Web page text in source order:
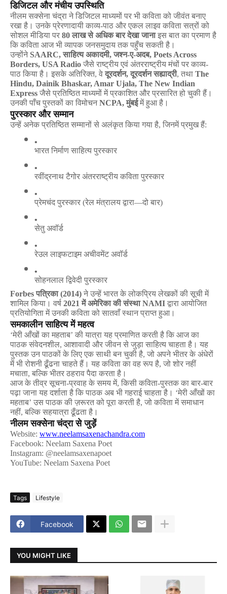
डिजिटल और मंचीय उपस्थिति
नीलम सक्सेना चंद्रा ने डिजिटल माध्यमों पर भी कविता को जीवंत बनाए
रखा है। उनके प्रेरणादायी काव्य-पाठ और एकल लाइव कविता सत्रों को
सोशल मीडिया पर 80लाख से अधिक बार देखा जाना इस बात का प्रमाण है
कि कविता आज भी व्यापक जनसमुदाय तक पहुँच सकती है।
उन्होंने SAARC,साहित्य अकादमी,जश्न-ए-अदब, Poets Across
Borders, USA Radio जैसे राष्ट्रीय एवं अंतरराष्ट्रीय मंचों पर काव्य-
पाठ किया है। इसके अतिरिक्त, वे दूरदर्शन,दूरदर्शन सह्याद्री, तथा The
Hindu, Dainik Bhaskar, Amar Ujala, The New Indian
Express जैसे प्रतिष्ठित माध्यमों में प्रकाशित और प्रसारित हो चुकी हैं।
उनकी पाँच पुस्तकों का विमोचन NCPA,मुंबई में हुआ है।
पुरस्कार और सम्मान
उन्हें अनेक प्रतिष्ठित सम्मानों से अलंकृत किया गया है, जिनमें प्रमुख हैं:
भारत निर्माण साहित्य पुरस्कार
रवींद्रनाथ टैगोर अंतरराष्ट्रीय कविता पुरस्कार
प्रेमचंद पुरस्कार (रेल मंत्रालय द्वारा—दो बार)
सेतु अवॉर्ड
रेउल लाइफटाइम अचीवमेंट अवॉर्ड
सोहनलाल द्विवेदी पुरस्कार
Forbesपत्रिका(2014) ने उन्हें भारत के लोकप्रिय लेखकों की सूची में
शामिल किया। वर्ष 2021में अमेरिका की संस्थाNAMI द्वारा आयोजित
प्रतियोगिता में उनकी कविता को सातवाँ स्थान प्राप्त हुआ।
समकालीन साहित्य में महत्व
‘मेरी आँखों का महताब’ की यात्रा यह प्रमाणित करती है कि आज का
पाठक संवेदनशील, आशावादी और जीवन से जुड़ा साहित्य चाहता है। यह
पुस्तक उन पाठकों के लिए एक साथी बन चुकी है, जो अपने भीतर के अंधेरों
में भी रोशनी ढूँढना चाहते हैं। यह कविता का वह रूप है, जो शोर नहीं
मचाता, बल्कि भीतर ठहराव पैदा करता है।
आज के तीव्र सूचना-प्रवाह के समय में, किसी कविता-पुस्तक का बार-बार
पढ़ा जाना यह दर्शाता है कि पाठक अब भी गहराई चाहता है। ‘मेरी आँखों का
महताब’ उस पाठक की ज़रूरत को पूरा करती है, जो कविता में समाधान
नहीं, बल्कि सहयात्रा ढूँढता है।
नीलम सक्सेना चंद्रा से जुड़ें
Website: www.neelamsaxenachandra.com
Facebook: Neelam Saxena Poet
Instagram: @neelamsaxenapoet
YouTube: Neelam Saxena Poet
Tags Lifestyle
Facebook
YOU MIGHT LIKE